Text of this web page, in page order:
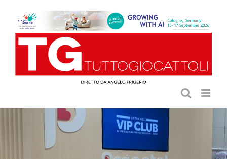
contenuto